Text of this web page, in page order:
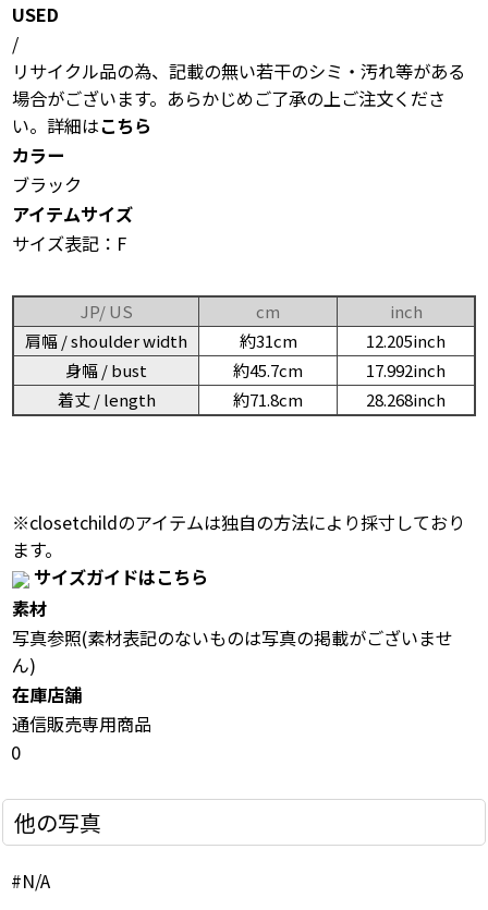
USED
/
リサイクル品の為、記載の無い若干のシミ・汚れ等がある
場合がございます。あらかじめご了承の上ご注文くださ
い。詳細はこちら
カラー
ブラック
アイテムサイズ
サイズ表記：F
JP/ US cm
inch
肩幅 / shoulder width
約31cm
12.205inch
身幅 / bust
約45.7cm
17.992inch
着丈 / length
約71.8cm 28.268inch
※closetchildのアイテムは独自の方法により採寸しており
ます。
サイズガイドはこちら
素材
写真参照(素材表記のないものは写真の掲載がございませ
ん)
在庫店舗
通信販売専用商品
0
他の写真
#N/A